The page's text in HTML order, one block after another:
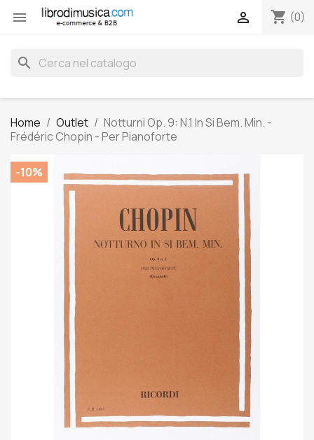
 shopping_cart (0)

search
Home Outlet
Notturni Op. 9: N.1 In Si Bem. Min. -
Frédéric Chopin - Per Pianoforte
-10%